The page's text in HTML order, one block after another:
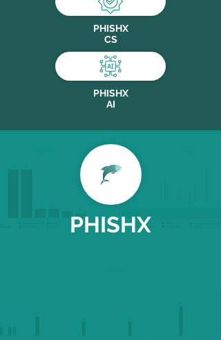
PHISHX
CS
PHISHX
AI
PHISHX